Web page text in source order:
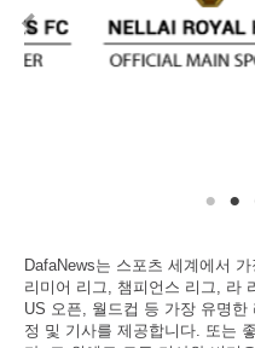
DafaNews는 스포츠 세계에서
리미어 리그, 챔피언스 리그, 라
US 오픈, 월드컵 등 가장 유명
정 및 기사를 제공합니다. 또는